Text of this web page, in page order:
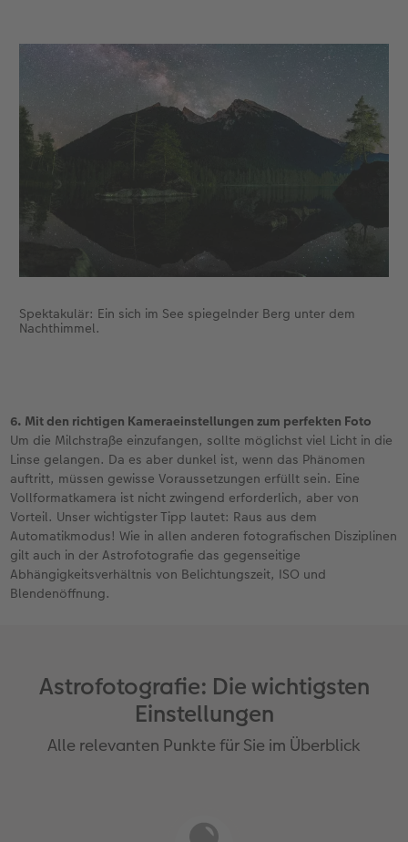
Spektakulär: Ein sich im See spiegelnder Berg unter dem
Nachthimmel.
6. Mit den richtigen Kameraeinstellungen zum perfekten Foto
Um die Milchstraße einzufangen, sollte möglichst viel Licht in die
Linse gelangen. Da es aber dunkel ist, wenn das Phänomen
auftritt, müssen gewisse Voraussetzungen erfüllt sein. Eine
Vollformatkamera ist nicht zwingend erforderlich, aber von
Vorteil. Unser wichtigster Tipp lautet: Raus aus dem
Automatikmodus! Wie in allen anderen fotografischen Disziplinen
gilt auch in der Astrofotografie das gegenseitige
Abhängigkeitsverhältnis von Belichtungszeit, ISO und
Blendenöffnung.
Astrofotografie: Die wichtigsten
Einstellungen
Alle relevanten Punkte für Sie im Überblick